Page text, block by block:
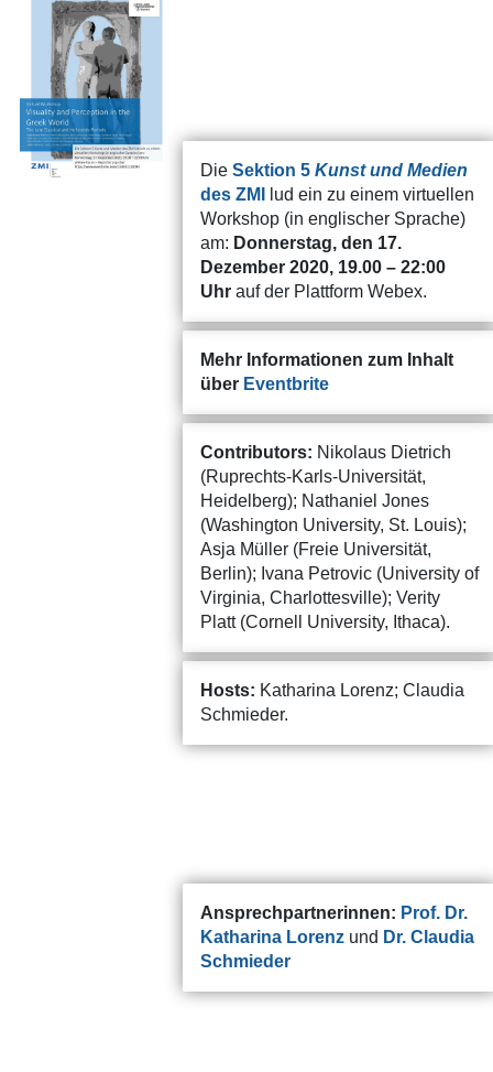
Die Sektion 5 Kunst und Medien
des ZMI
lud ein zu einem virtuellen
Workshop (in englischer Sprache)
am: Donnerstag, den 17.
Dezember 2020, 19.00 – 22:00
Uhrauf der Plattform Webex.
Mehr Informationen zum Inhalt
über Eventbrite
Contributors: Nikolaus Dietrich
(Ruprechts-Karls-Universität,
Heidelberg); Nathaniel Jones
(Washington University, St. Louis);
Asja Müller (Freie Universität,
Berlin); Ivana Petrovic (University of
Virginia, Charlottesville); Verity
Platt (Cornell University, Ithaca).
Hosts: Katharina Lorenz; Claudia
Schmieder.
Ansprechpartnerinnen: Prof. Dr.
Katharina Lorenzund Dr. Claudia
Schmieder